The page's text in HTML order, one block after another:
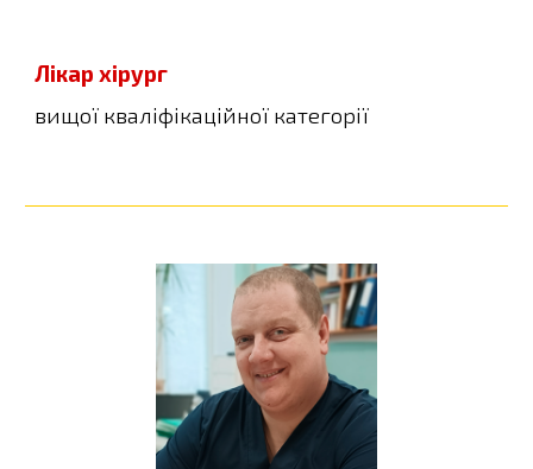
Лікар хірург
вищої кваліфікаційної категорії